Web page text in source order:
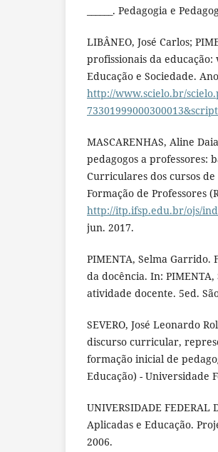
______. Pedagogia e
LIBÂNEO, José Carlos;
profissionais da
Educação e Sociedade.
http://www.scielo.br/
MASCARENHAS, Aline
pedagogos a professores:
Curriculares dos cursos
Formação de Professores
http://itp.ifsp.edu.br/ojs/
jun. 2017.
PIMENTA, Selma Garrido.
da docência. In:
atividade docente. 5ed.
SEVERO, José Leonardo
discurso curricular,
formação inicial de
Educação) - Universidade
UNIVERSIDADE FEDERAL
Aplicadas e Educação.
2006.